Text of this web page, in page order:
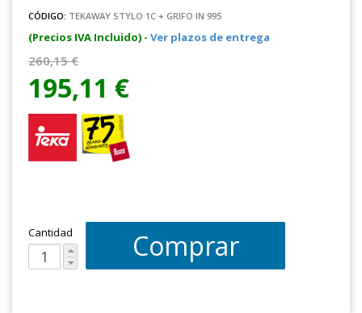
CÓDIGO: TEKAWAY STYLO 1C + GRIFO IN 995
(Precios IVA Incluido) - Ver plazos de entrega
260,15 €
195,11 €
Cantidad Comprar